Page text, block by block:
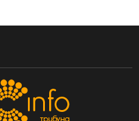
23 серпня
Долині та Яремче